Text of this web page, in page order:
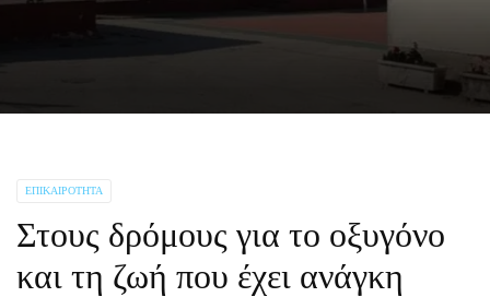
ΕΠΙΚΑΙΡΌΤΗΤΑ
Στους δρόμους για το οξυγόνο
και τη ζωή που έχει ανάγκη